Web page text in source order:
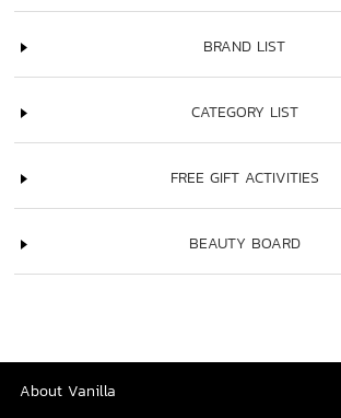
BRAND LIST
CATEGORY LIST
FREE GIFT ACTIVITIES
BEAUTY BOARD
About Vanilla